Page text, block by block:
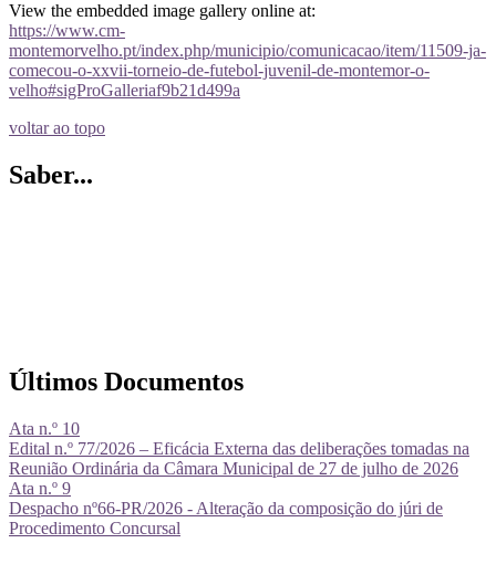
View the embedded image gallery online at:
https://www.cm-
montemorvelho.pt/index.php/municipio/comunicacao/item/11509-ja-
comecou-o-xxvii-torneio-de-futebol-juvenil-de-montemor-o-
velho#sigProGalleriaf9b21d499a
voltar ao topo
Saber...
Últimos Documentos
Ata n.º 10
Edital n.º 77/2026 – Eficácia Externa das deliberações tomadas na
Reunião Ordinária da Câmara Municipal de 27 de julho de 2026
Ata n.º 9
Despacho nº66-PR/2026 - Alteração da composição do júri de
Procedimento Concursal